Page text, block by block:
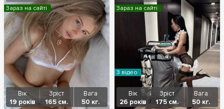
Вік
19 років
Зріст
165 см.
Вага
50 кг.
Зараз на сайті
Вік
26 років
Зріст
175 см.
Вага
50 кг.
Зараз на сайті
З відео